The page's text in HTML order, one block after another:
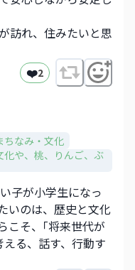
訪れ、住みたいと思
❤️2
ちなみ・文化​
化や、​桃、りんご、ぶ
子が小学生になっ
いのは、歴史と文化
こそ、｢将来世代が
る、話す、行動す